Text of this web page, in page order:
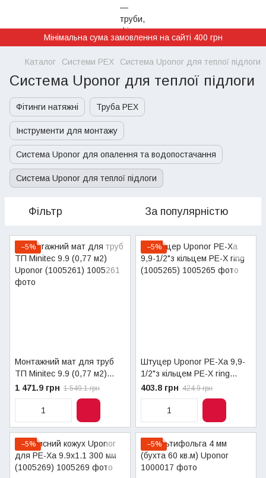
Мінімальна сума замовлення на сайті 400 грн
Каталог Системи PEX Система Uponor для теплої підлоги
Система Uponor для теплої підлоги
Фітинги натяжні Труба PEX
Інструменти для монтажу
Система Uponor для опалення та водопостачання
Система Uponor для теплої підлоги
Фільтр За популярністю
−5%
Монтажний мат для труб
ТП Minitec 9.9 (0,77 м2)
Uponor (1005261)
1 471.9 грн 1 549.1 грн
−5%
Штуцер Uponor PE-Xa 9,9-
1/2"з кільцем PE-X ring
(1005265)
403.8 грн 424.9 грн
−5% −5%